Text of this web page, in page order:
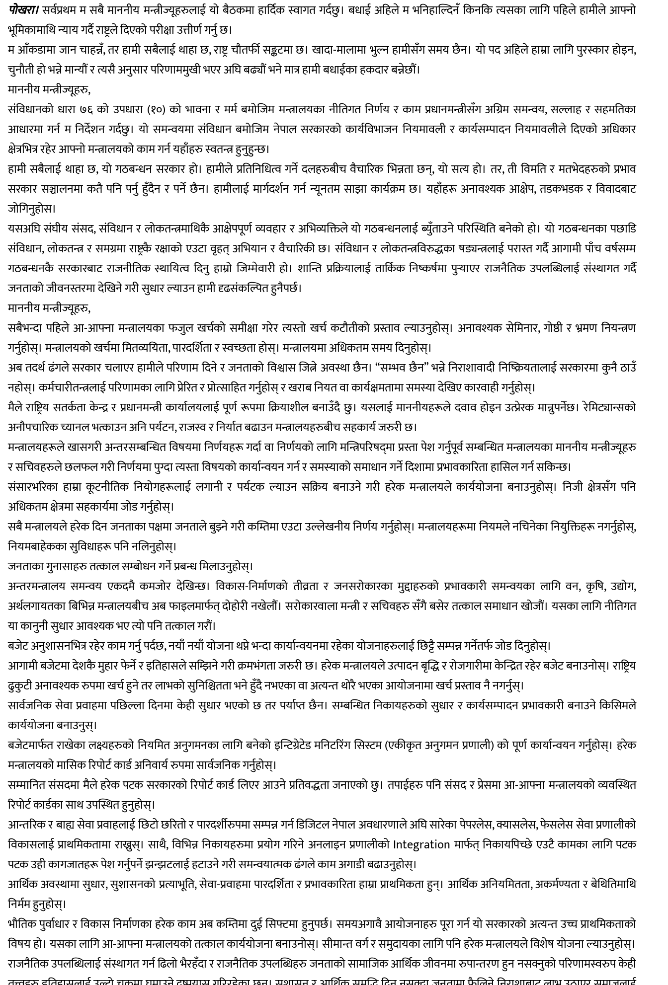
पोखरा।सर्वप्रथम म सबै माननीय मन्त्रीज्यूहरुलाई यो बैठकमा हार्दिक स्वागत गर्दछु। बधाई अहिले म भनिहाल्दिनँ किनकि त्यसका लागि पहिले हामीले आफ्नो
भूमिकामाथि न्याय गर्दै राष्ट्रले दिएको परीक्षा उत्तीर्ण गर्नु छ।
म आँकडामा जान चाहन्नँ, तर हामी सबैलाई थाहा छ, राष्ट्र चौतर्फी सङ्कटमा छ। खादा-मालामा भुल्न हामीसँग समय छैन। यो पद अहिले हाम्रा लागि पुरस्कार होइन,
चुनौती हो भन्ने मान्यौं र त्यसै अनुसार परिणाममुखी भएर अघि बढ्यौं भने मात्र हामी बधाईका हकदार बन्नेछौं।
माननीय मन्त्रीज्यूहरु,
संविधानको धारा ७६ को उपधारा (१०) को भावना र मर्म बमोजिम मन्त्रालयका नीतिगत निर्णय र काम प्रधानमन्त्रीसँग अग्रिम समन्वय, सल्लाह र सहमतिका
आधारमा गर्न म निर्देशन गर्दछु। यो समन्वयमा संविधान बमोजिम नेपाल सरकारको कार्यविभाजन नियमावली र कार्यसम्पादन नियमावलीले दिएको अधिकार
क्षेत्रभित्र रहेर आफ्नो मन्त्रालयको काम गर्न यहाँहरु स्वतन्त्र हुनुहुन्छ।
हामी सबैलाई थाहा छ, यो गठबन्धन सरकार हो। हामीले प्रतिनिधित्व गर्ने दलहरुबीच वैचारिक भिन्नता छन्, यो सत्य हो। तर, ती विमति र मतभेदहरुको प्रभाव
सरकार सञ्चालनमा कतै पनि पर्नु हुँदैन र पर्ने छैन। हामीलाई मार्गदर्शन गर्न न्यूनतम साझा कार्यक्रम छ। यहाँहरू अनावश्यक आक्षेप, तडकभडक र विवादबाट
जोगिनुहोस।
यसअघि संघीय संसद, संविधान र लोकतन्त्रमाथिकै आक्षेपपूर्ण व्यवहार र अभिव्यक्तिले यो गठबन्धनलाई ब्युँताउने परिस्थिति बनेको हो। यो गठबन्धनका पछाडि
संविधान, लोकतन्त्र र समग्रमा राष्ट्रकै रक्षाको एउटा वृहत् अभियान र वैचारिकी छ। संविधान र लोकतन्त्रविरुद्धका षड्यन्त्रलाई परास्त गर्दै आगामी पाँच वर्षसम्म
गठबन्धनकै सरकारबाट राजनीतिक स्थायित्व दिनु हाम्रो जिम्मेवारी हो। शान्ति प्रक्रियालाई तार्किक निष्कर्षमा पुर्‍याएर राजनैतिक उपलब्धिलाई संस्थागत गर्दै
जनताको जीवनस्तरमा देखिने गरी सुधार ल्याउन हामी दृढसंकल्पित हुनैपर्छ।
माननीय मन्त्रीज्यूहरु,
सबैभन्दा पहिले आ-आफ्ना मन्त्रालयका फजुल खर्चको समीक्षा गरेर त्यस्तो खर्च कटौतीको प्रस्ताव ल्याउनुहोस्। अनावश्यक सेमिनार, गोष्ठी र भ्रमण नियन्त्रण
गर्नुहोस्। मन्त्रालयको खर्चमा मितव्ययिता, पारदर्शिता र स्वच्छता होस्। मन्त्रालयमा अधिकतम समय दिनुहोस्।
अब तदर्थ ढंगले सरकार चलाएर हामीले परिणाम दिने र जनताको विश्वास जित्ने अवस्था छैन। “सम्भव छैन” भन्ने निराशावादी निष्क्रियतालाई सरकारमा कुनै ठाउँ
नहोस्। कर्मचारीतन्त्रलाई परिणामका लागि प्रेरित र प्रोत्साहित गर्नुहोस् र खराब नियत वा कार्यक्षमतामा समस्या देखिए कारवाही गर्नुहोस्।
मैले राष्ट्रिय सतर्कता केन्द्र र प्रधानमन्त्री कार्यालयलाई पूर्ण रूपमा क्रियाशील बनाउँदै छु। यसलाई माननीयहरूले दवाव होइन उत्प्रेरक मान्नुपर्नेछ। रेमिट्यान्सको
अनौपचारिक च्यानल भत्काउन अनि पर्यटन, राजस्व र निर्यात बढाउन मन्त्रालयहरुबीच सहकार्य जरुरी छ।
मन्त्रालयहरूले खासगरी अन्तरसम्बन्धित विषयमा निर्णयहरू गर्दा वा निर्णयको लागि मन्त्रिपरिषद्‌मा प्रस्ता पेश गर्नुपूर्व सम्बन्धित मन्त्रालयका माननीय मन्त्रीज्यूहरु
र सचिवहरुले छलफल गरी निर्णयमा पुग्दा त्यस्ता विषयको कार्यान्वयन गर्न र समस्याको समाधान गर्ने दिशामा प्रभावकारिता हासिल गर्न सकिन्छ।
संसारभरिका हाम्रा कूटनीतिक नियोगहरूलाई लगानी र पर्यटक ल्याउन सक्रिय बनाउने गरी हरेक मन्त्रालयले कार्ययोजना बनाउनुहोस्। निजी क्षेत्रसँग पनि
अधिकतम क्षेत्रमा सहकार्यमा जोड गर्नुहोस्।
सबै मन्त्रालयले हरेक दिन जनताका पक्षमा जनताले बुझ्ने गरी कम्तिमा एउटा उल्लेखनीय निर्णय गर्नुहोस्। मन्त्रालयहरूमा नियमले नचिनेका नियुक्तिहरू नगर्नुहोस्,
नियमबाहेकका सुविधाहरू पनि नलिनुहोस्।
जनताका गुनासाहरु तत्काल सम्बोधन गर्ने प्रबन्ध मिलाउनुहोस्।
अन्तरमन्त्रालय समन्वय एकदमै कमजोर देखिन्छ। विकास-निर्माणको तीव्रता र जनसरोकारका मुद्दाहरुको प्रभावकारी समन्वयका लागि वन, कृषि, उद्योग,
अर्थलगायतका बिभिन्न मन्त्रालयबीच अब फाइलमार्फत् दोहोरी नखेलौं। सरोकारवाला मन्त्री र सचिवहरु सँगै बसेर तत्काल समाधान खोजौं। यसका लागि नीतिगत
या कानुनी सुधार आवश्यक भए त्यो पनि तत्काल गरौं।
बजेट अनुशासनभित्र रहेर काम गर्नु पर्दछ, नयाँ नयाँ योजना थप्ने भन्दा कार्यान्वयनमा रहेका योजनाहरुलाई छिट्टै सम्पन्न गर्नेतर्फ जोड दिनुहोस्।
आगामी बजेटमा देशकै मुहार फेर्ने र इतिहासले सम्झिने गरी क्रमभंगता जरुरी छ। हरेक मन्त्रालयले उत्पादन बृद्धि र रोजगारीमा केन्द्रित रहेर बजेट बनाउनोस्। राष्ट्रिय
ढुकुटी अनावश्यक रुपमा खर्च हुने तर लाभको सुनिश्चितता भने हुँदै नभएका वा अत्यन्त थोरै भएका आयोजनामा खर्च प्रस्ताव नै नगर्नुस्।
सार्वजनिक सेवा प्रवाहमा पछिल्ला दिनमा केही सुधार भएको छ तर पर्याप्त छैन। सम्बन्धित निकायहरुको सुधार र कार्यसम्पादन प्रभावकारी बनाउने किसिमले
कार्ययोजना बनाउनुस्।
बजेटमार्फत राखेका लक्ष्यहरुको नियमित अनुगमनका लागि बनेको इन्टिग्रेटेड मनिटरिंग सिस्टम (एकीकृत अनुगमन प्रणाली) को पूर्ण कार्यान्वयन गर्नुहोस्। हरेक
मन्त्रालयको मासिक रिपोर्ट कार्ड अनिवार्य रुपमा सार्वजनिक गर्नुहोस्।
सम्मानित संसदमा मैले हरेक पटक सरकारको रिपोर्ट कार्ड लिएर आउने प्रतिवद्धता जनाएको छु। तपाईहरु पनि संसद र प्रेसमा आ-आफ्ना मन्त्रालयको व्यवस्थित
रिपोर्ट कार्डका साथ उपस्थित हुनुहोस्।
आन्तरिक र बाह्य सेवा प्रवाहलाई छिटो छरितो र पारदर्शीरुपमा सम्पन्न गर्न डिजिटल नेपाल अवधारणाले अघि सारेका पेपरलेस, क्यासलेस, फेसलेस सेवा प्रणालीको
विकासलाई प्राथमिकतामा राख्नुस्। साथै, विभिन्न निकायहरुमा प्रयोग गरिने अनलाइन प्रणालीको Integration मार्फत् निकायपिच्छे एउटै कामका लागि पटक
पटक उही कागजातहरू पेश गर्नुपर्ने झन्झटलाई हटाउने गरी समन्वयात्मक ढंगले काम अगाडी बढाउनुहोस्।
आर्थिक अवस्थामा सुधार, सुशासनको प्रत्याभूति, सेवा-प्रवाहमा पारदर्शिता र प्रभावकारिता हाम्रा प्राथमिकता हुन्। आर्थिक अनियमितता, अकर्मण्यता र बेथितिमाथि
निर्मम हुनुहोस्।
भौतिक पुर्वाधार र विकास निर्माणका हरेक काम अब कम्तिमा दुई सिफ्टमा हुनुपर्छ। समयअगावै आयोजनाहरु पूरा गर्न यो सरकारको अत्यन्त उच्च प्राथमिकताको
विषय हो। यसका लागि आ-आफ्ना मन्त्रालयको तत्काल कार्ययोजना बनाउनोस्। सीमान्त वर्ग र समुदायका लागि पनि हरेक मन्त्रालयले विशेष योजना ल्याउनुहोस्।
राजनैतिक उपलब्धिलाई संस्थागत गर्न ढिलो भैरहँदा र राजनैतिक उपलब्धिहरु जनताको सामाजिक आर्थिक जीवनमा रुपान्तरण हुन नसक्नुको परिणामस्वरुप केही